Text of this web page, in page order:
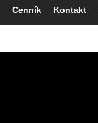
Cenník Kontakt